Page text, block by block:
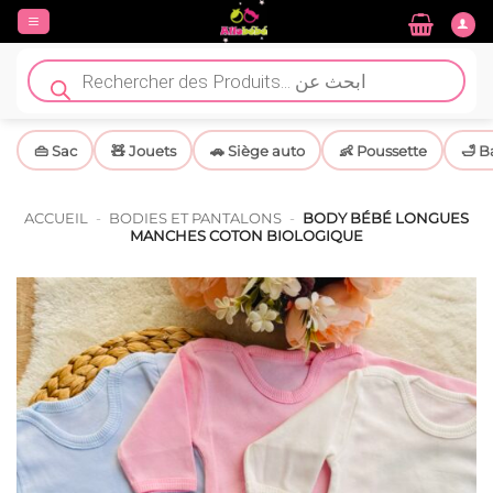
Passer
contenu
Recherche
de
produits
👜 Sac 🧸 Jouets 🚗 Siège auto 👶 Poussette 🛁
ACCUEIL - BODIES ET PANTALONS - BODY BÉBÉ LONGUES
MANCHES COTON BIOLOGIQUE